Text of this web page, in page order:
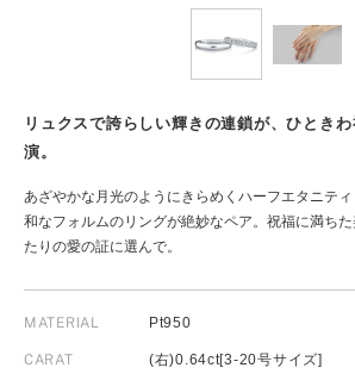
リュクスで誇らしい輝きの連鎖が、ひとき
演。
あざやかな月光のようにきらめくハーフエタニテ
和なフォルムのリングが絶妙なペア。祝福に満ち
たりの愛の証に選んで。
MATERIAL Pt950
CARAT (右)0.64ct[3-20号サイズ]